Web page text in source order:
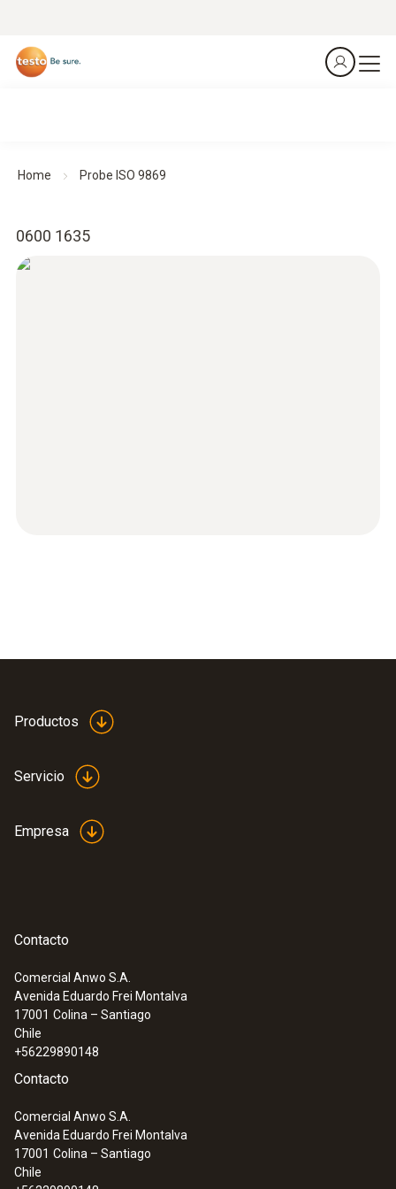
Home Probe ISO 9869
0600 1635
Productos
Servicio
Empresa
Contacto
Comercial Anwo S.A.
Avenida Eduardo Frei Montalva
17001 Colina – Santiago
Chile
+56229890148
Contacto
Comercial Anwo S.A.
Avenida Eduardo Frei Montalva
17001 Colina – Santiago
Chile